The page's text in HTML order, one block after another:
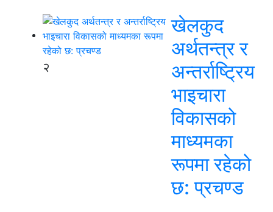
२
खेलकुद
अर्थतन्त्र र
अन्तर्राष्ट्रिय
भाइचारा
विकासको
माध्यमका
रूपमा रहेको
छ: प्रचण्ड